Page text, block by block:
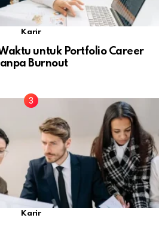
Karir
untuk Portfolio Career
Burnout
Karir